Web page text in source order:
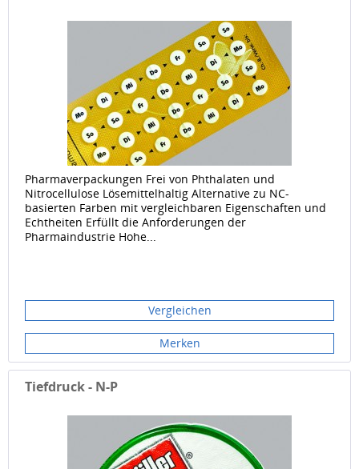
Pharmaverpackungen Frei von Phthalaten und
Nitrocellulose Lösemittelhaltig Alternative zu NC-
basierten Farben mit vergleichbaren Eigenschaften und
Echtheiten Erfüllt die Anforderungen der
Pharmaindustrie Hohe...
Vergleichen
Merken
Tiefdruck - N-P